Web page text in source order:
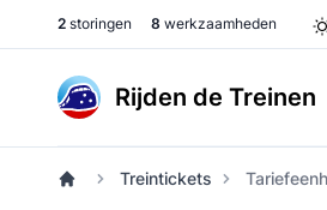
2 storingen 8 werkzaamheden
Rijden de Treinen
Treintickets